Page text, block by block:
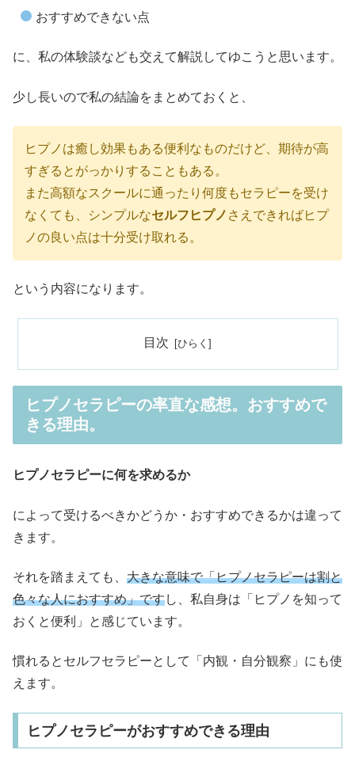
おすすめできない点
に、私の体験談なども交えて解説してゆこうと思います。
少し長いので私の結論をまとめておくと、
ヒプノは癒し効果もある便利なものだけど、期待が高
すぎるとがっかりすることもある。
また高額なスクールに通ったり何度もセラピーを受け
なくても、シンプルなセルフヒプノ さえできればヒプ
ノの良い点は十分受け取れる。
という内容になります。
目次
ヒプノセラピーの率直な感想。おすすめで
きる理由。
ヒプノセラピーに何を求めるか
によって受けるべきかどうか・おすすめできるかは違って
きます。
それを踏まえても、 大きな意味で「ヒプノセラピーは割と
色々な人におすすめ」ですし、私自身は「ヒプノを知って
おくと便利」と感じています。
慣れるとセルフセラピーとして「内観・自分観察」にも使
えます。
ヒプノセラピーがおすすめできる理由